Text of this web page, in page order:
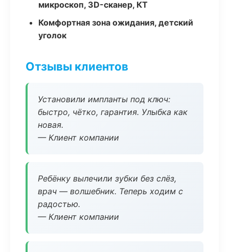
микроскоп, 3D-сканер, КТ
Комфортная зона ожидания, детский
уголок
Отзывы клиентов
Установили импланты под ключ:
быстро, чётко, гарантия. Улыбка как
новая.
— Клиент компании
Ребёнку вылечили зубки без слёз,
врач — волшебник. Теперь ходим с
радостью.
— Клиент компании